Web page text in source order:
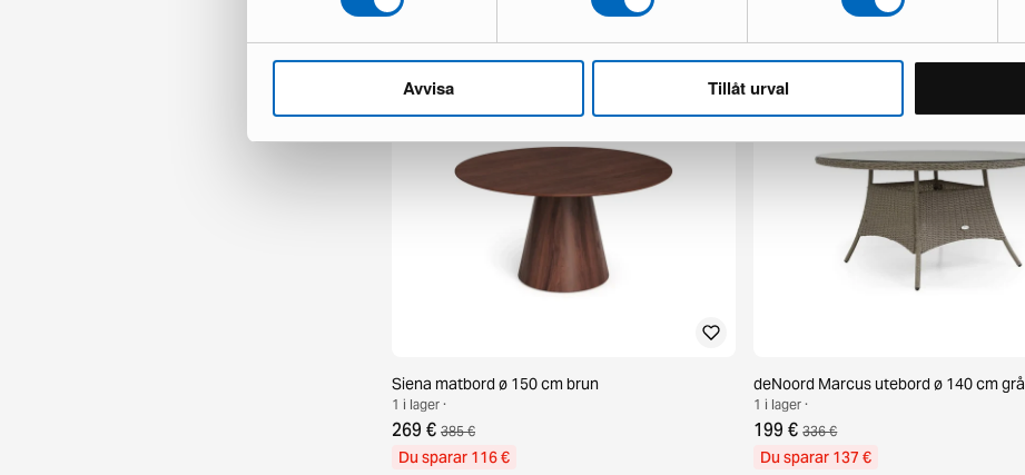
Avvisa Tillåt urval
498 €
Du sparar 279 €
Siena matbord ø 150 cm brun
1 i lager ·
269 € 385 €
Du sparar 116 €
deNoord Marcus utebord ø 140 cm grå
1 i lager ·
199 € 336 €
Du sparar 137 €